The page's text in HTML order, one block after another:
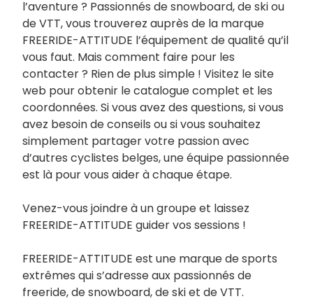
l’aventure ? Passionnés de snowboard, de ski ou
de VTT, vous trouverez auprès de la marque
FREERIDE-ATTITUDE l’équipement de qualité qu’il
vous faut. Mais comment faire pour les
contacter ? Rien de plus simple ! Visitez le site
web pour obtenir le catalogue complet et les
coordonnées. Si vous avez des questions, si vous
avez besoin de conseils ou si vous souhaitez
simplement partager votre passion avec
d’autres cyclistes belges, une équipe passionnée
est là pour vous aider à chaque étape.
Venez-vous joindre à un groupe et laissez
FREERIDE-ATTITUDE guider vos sessions !
FREERIDE-ATTITUDE est une marque de sports
extrêmes qui s’adresse aux passionnés de
freeride, de snowboard, de ski et de VTT.